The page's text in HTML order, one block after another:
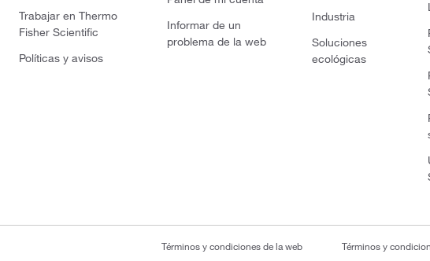
Trabajar en Thermo
Fisher Scientific
Políticas y avisos
Informar de un
problema de la web
Industria
Soluciones
ecológicas
Términos y condiciones de la web Términos y